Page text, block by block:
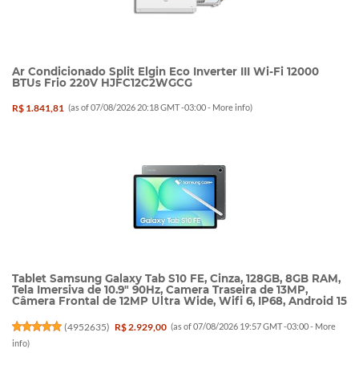
Ar Condicionado Split Elgin Eco Inverter III Wi-Fi 12000
BTUs Frio 220V HJFC12C2WGCG
R$ 1.841,81 (as of 07/08/2026 20:18 GMT -03:00 - More info)
Tablet Samsung Galaxy Tab S10 FE, Cinza, 128GB, 8GB RAM,
Tela Imersiva de 10.9" 90Hz, Camera Traseira de 13MP,
Câmera Frontal de 12MP Ultra Wide, Wifi 6, IP68, Android 15
(4952635) R$ 2.929,00 (as of 07/08/2026 19:57 GMT -03:00 - More
info)